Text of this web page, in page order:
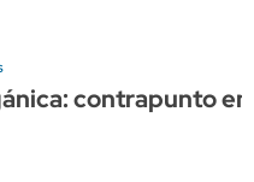
contrapunto